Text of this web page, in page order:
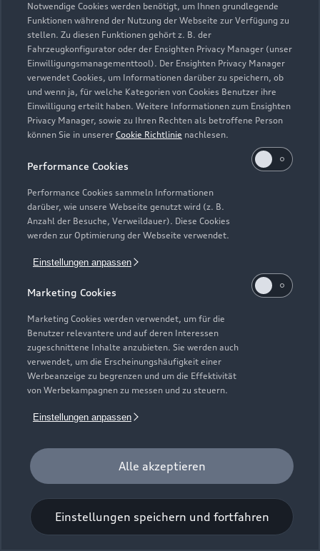
Notwendige Cookies werden benötigt, um Ihnen grundlegende
Funktionen während der Nutzung der Webseite zur Verfügung zu
stellen. Zu diesen Funktionen gehört z. B. der
Fahrzeugkonfigurator oder der Ensighten Privacy Manager (unser
Einwilligungsmanagementtool). Der Ensighten Privacy Manager
verwendet Cookies, um Informationen darüber zu speichern, ob
und wenn ja, für welche Kategorien von Cookies Benutzer ihre
Einwilligung erteilt haben. Weitere Informationen zum Ensighten
Privacy Manager, sowie zu Ihren Rechten als betroffene Person
können Sie in unserer Cookie Richtlinie nachlesen.
Performance Cookies
Performance Cookies sammeln Informationen
darüber, wie unsere Webseite genutzt wird (z. B.
Anzahl der Besuche, Verweildauer). Diese Cookies
werden zur Optimierung der Webseite verwendet.
Einstellungen anpassen
Marketing Cookies
Marketing Cookies werden verwendet, um für die
Benutzer relevantere und auf deren Interessen
zugeschnittene Inhalte anzubieten. Sie werden auch
verwendet, um die Erscheinungshäufigkeit einer
Werbeanzeige zu begrenzen und um die Effektivität
von Werbekampagnen zu messen und zu steuern.
Einstellungen anpassen
Alle akzeptieren
Einstellungen speichern und fortfahren
Lederpflege-Set
Praktisches Set zur intensiven Reinigung und
Pflege von Leder und Kunstleder.
Zur Audi Shopping World
Universal-Reinigungstuch
Für einen glänzenden Eindruck.
Zur Audi Shopping World